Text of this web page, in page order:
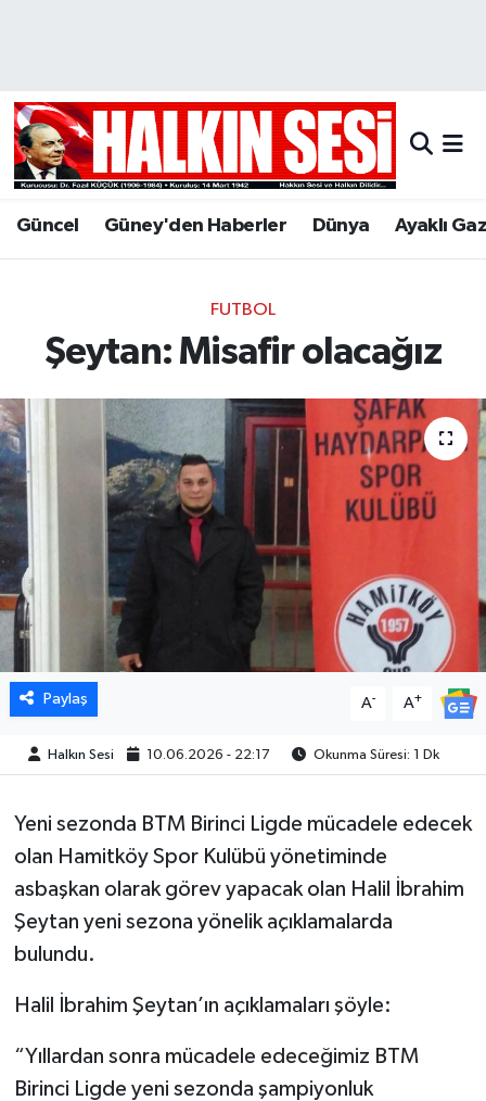
Güncel Güney'den Haberler Dünya Ayaklı
FUTBOL
Şeytan: Misafir olacağız
Paylaş A- A+
Halkın Sesi 10.06.2026 - 22:17 Okunma Süresi: 1 Dk
Yeni sezonda BTM Birinci Ligde mücadele edecek
olan Hamitköy Spor Kulübü yönetiminde
asbaşkan olarak görev yapacak olan Halil İbrahim
Şeytan yeni sezona yönelik açıklamalarda
bulundu.
Halil İbrahim Şeytan’ın açıklamaları şöyle:
“Yıllardan sonra mücadele edeceğimiz BTM
Birinci Ligde yeni sezonda şampiyonluk
Hava Durumu
Trafik Durumu
Son Dakika Haberleri
Haber Arşivi